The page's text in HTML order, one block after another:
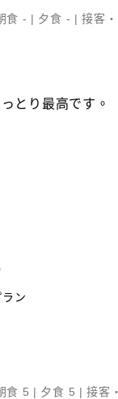
食 - | 夕食 - |接客
とり最高です。
ン
食 5 | 夕食 5 |接客